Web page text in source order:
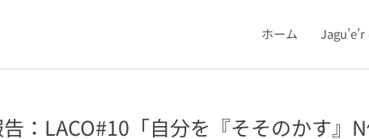
ホーム
：LACO#10「自分を『そそのかす』